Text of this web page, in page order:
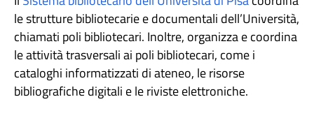
le strutture bibliotecarie e documentali dell’Università,
chiamati poli bibliotecari. Inoltre, organizza e coordina
le attività trasversali ai poli bibliotecari, come i
cataloghi informatizzati di ateneo, le risorse
bibliografiche digitali e le riviste elettroniche.